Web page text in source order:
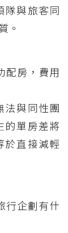
隊與旅客同
。
配房，費用
法與同性團
的單房差將
於直接減輕
行企劃有什